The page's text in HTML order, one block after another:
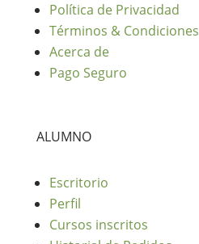
Política de Privacidad
Términos & Condiciones
Acerca de
Pago Seguro
ALUMNO
Escritorio
Perfil
Cursos inscritos